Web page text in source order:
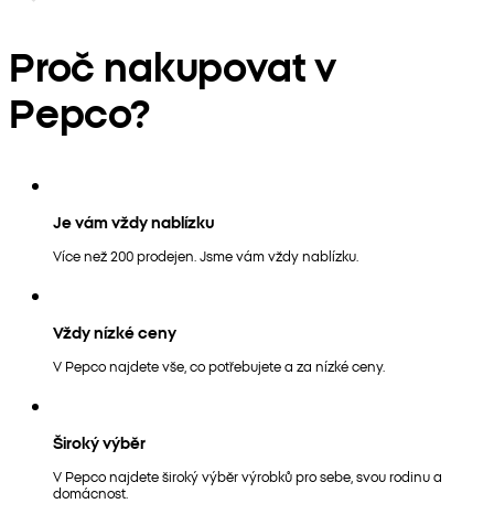
Proč nakupovat v
Pepco?
Je vám vždy nablízku
Více než 200 prodejen. Jsme vám vždy nablízku.
Vždy nízké ceny
V Pepco najdete vše, co potřebujete a za nízké ceny.
Široký výběr
V Pepco najdete široký výběr výrobků pro sebe, svou rodinu a
domácnost.